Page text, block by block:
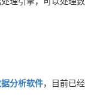
分析软件，目前已